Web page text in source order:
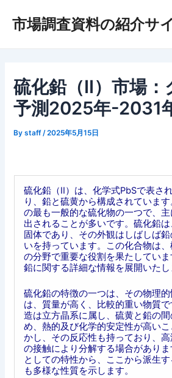
市場調査資料の紹介サ
硫化鉛（II）市場
予測2025年-2031
Bystaff /2025年5月15日
硫化鉛（II）は、化学式PbSで表さ
り、鉛と硫黄から構成されていま
の最も一般的な硫化物の一つで、
出されることが多いです。硫化鉛
固体であり、その外観はしばしば
いを持っています。この化合物は
の分野で重要な役割を果たしてい
鉛に関する詳細な情報を展開いたし
硫化鉛の特徴の一つは、その物理
は、質量が高く、比較的重い物質
造は立方晶系に属し、硫黄と鉛の
め、熱的及び化学的安定性が高い
かし、その反応性も持っており、
の接触により分解する場合があり
としての特性から、ここから派生
も多様な性質を示します。